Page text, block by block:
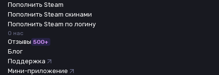
Пополнить Steam
Пополнить Steam скинами
Пополнить Steam по логину
О нас
Отзывы 500+
Блог
Поддержка
Мини-приложение